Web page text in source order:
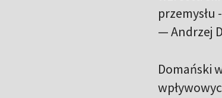
przemysłu
— Andrzej
Domański